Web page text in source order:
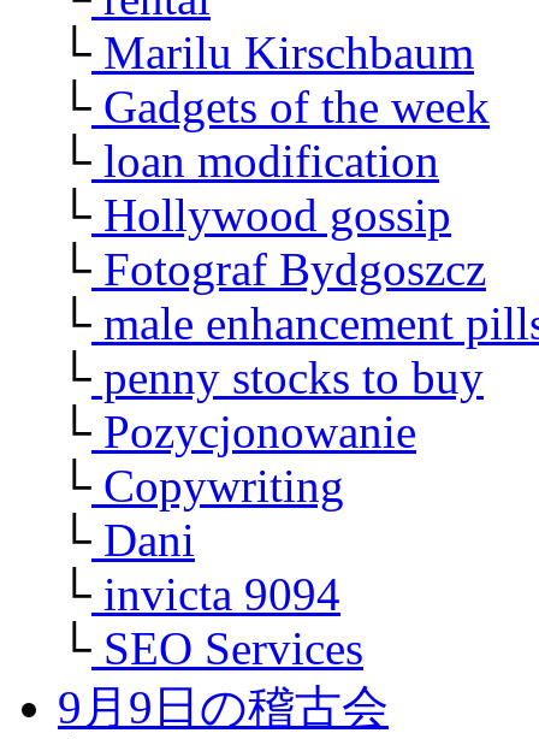
└ Marilu Kirschbaum
└ Gadgets of the week
└ loan modification
└ Hollywood gossip
└ Fotograf Bydgoszcz
└ male enhancement
└ penny stocks to buy
└ Pozycjonowanie
└ Copywriting
└ Dani
└ invicta 9094
└ SEO Services
9月9日の稽古会